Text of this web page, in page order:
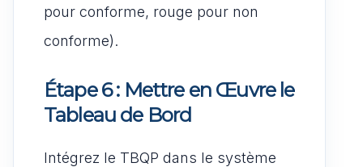
pour conforme, rouge pour non
conforme).
Étape 6 : Mettre en Œuvre le
Tableau de Bord
Intégrez le TBQP dans le système